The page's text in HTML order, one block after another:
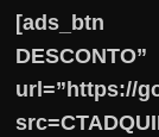
[ads_btn
DESCONTO”
url=”https://